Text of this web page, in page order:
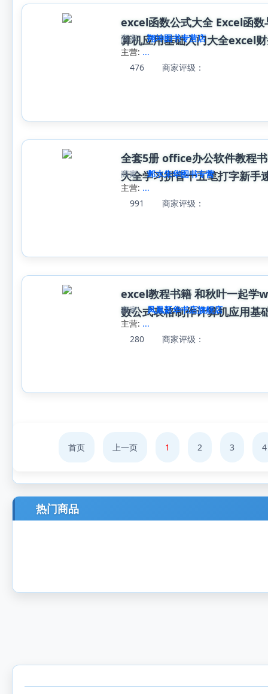
excel函数公式大全 Excel函
算机应用基础入门大全excel
商家:
翔坤图书专营店
主营: ...
476
商家评级：
全套5册 office办公软件教程
大全学习拼音十五笔打字新手
商家:
邺水朱华图书专营
主营: ...
991
商家评级：
excel教程书籍 和秋叶一起学
数公式表格制作计算机应用基
商家:
凤凰新华书店旗舰店
主营: ...
280
商家评级：
首页 上一页 1 2 3 4
热门商品